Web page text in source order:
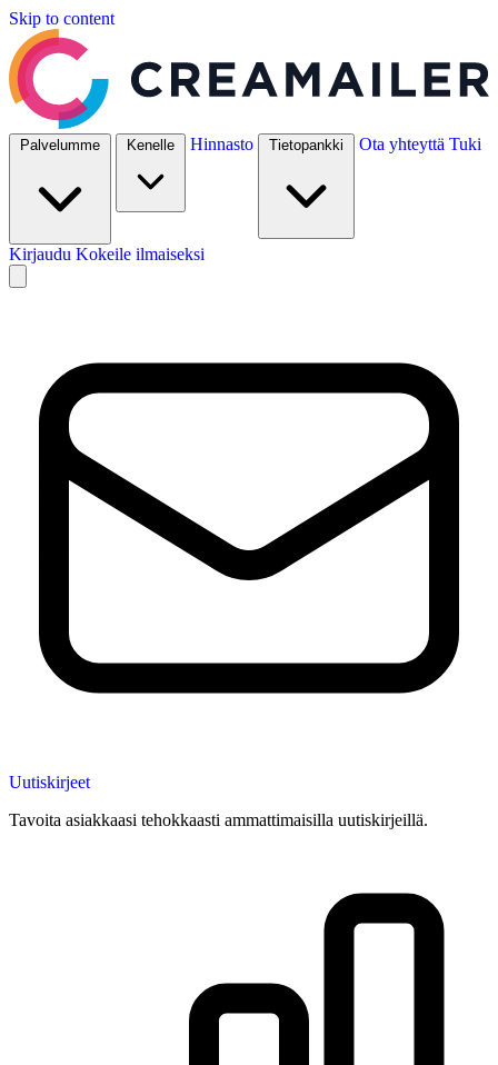
Skip to content
Palvelumme Kenelle Hinnasto Tietopankki Ota yhteyttä Tuki
Kirjaudu Kokeile ilmaiseksi
Uutiskirjeet
Tavoita asiakkaasi tehokkaasti ammattimaisilla uutiskirjeillä.